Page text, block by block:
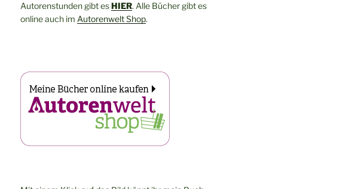
Autorenstunden gibt esHIER. Alle Bücher gibt es
online auch im Autorenwelt Shop.